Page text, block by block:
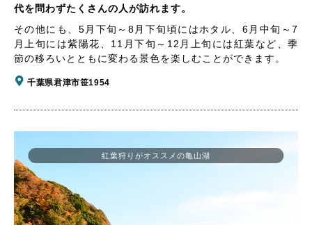
代を問わずたくさんの人が訪れます。
その他にも、5月下旬～8月下旬頃にはホタル、6月中旬～7
月上旬には紫陽花、11月下旬～12月上旬には紅葉など、季
節の移ろいとともに変わる景色を楽しむことができます。
千葉県君津市笹1954
紅葉狩りがオススメの亀山湖